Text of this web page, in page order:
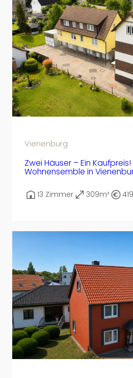
Vienenburg
Zwei Häuser – Ein
Wohnensemble in
13 Zimmer 309m²